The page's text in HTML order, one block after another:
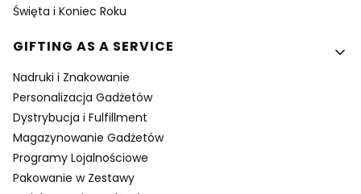
Święta i Koniec Roku
GIFTING AS A SERVICE
Nadruki i Znakowanie
Personalizacja Gadżetów
Dystrybucja i Fulfillment
Magazynowanie Gadżetów
Programy Lojalnościowe
Pakowanie w Zestawy